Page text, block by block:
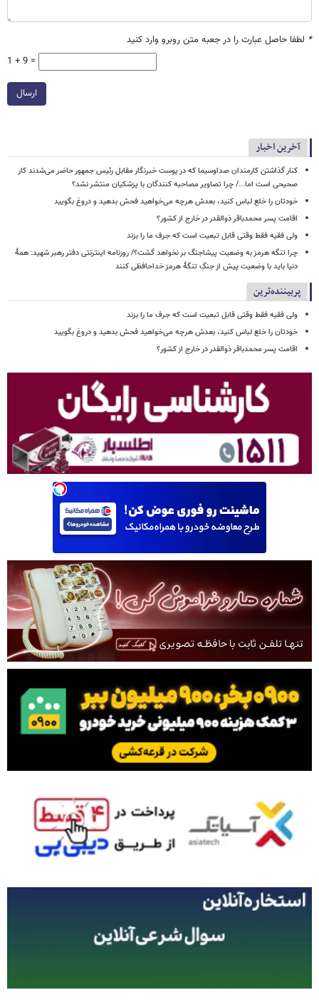
* لطفا حاصل عبارت را در جعبه متن روبرو وارد کنید
1 + 9 =
ارسال
آخرین اخبار
کنار گذاشتن کارمندان صداوسیما که در پوست خبرنگار مقابل رئیس جمهور حاضر می‌شدند کار
صحیحی است اما.../ چرا تصاویر مصاحبه کنندگان با پزشکیان منتشر نشد؟
خودتان را خلع لباس کنید، بعدش هرچه می‌خواهید فحش بدهید و دروغ بگویید
اقامت پسر محمدباقر ذوالقدر در خارج از کشور؟
ولی فقیه فقط وقتی قابل تبعیت است که جرف ما را بزند
چرا تنگه هرمز به وضعیت پیشاجنگ بر نخواهد گشت؟/ روزنامه اینترنتی دفتر رهبر شهید: همۀ
دنیا باید با وضعیت پیش از جنگِ تنگۀ هرمز خداحافظی کنند
پربیننده‌ترین
ولی فقیه فقط وقتی قابل تبعیت است که جرف ما را بزند
خودتان را خلع لباس کنید، بعدش هرچه می‌خواهید فحش بدهید و دروغ بگویید
اقامت پسر محمدباقر ذوالقدر در خارج از کشور؟